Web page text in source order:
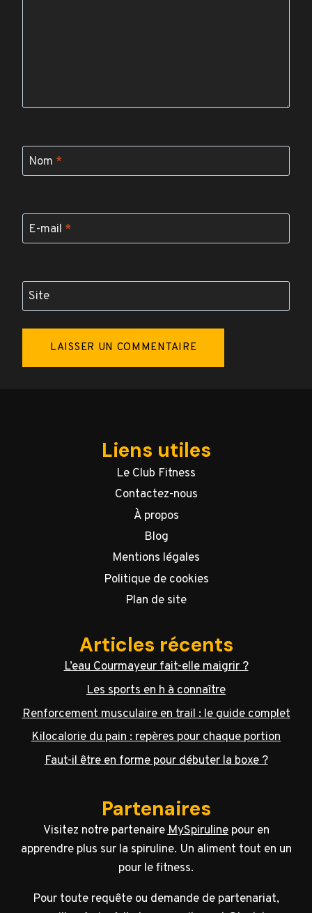
Nom *
E-mail *
Site
Liens utiles
Le Club Fitness
Contactez-nous
À propos
Blog
Mentions légales
Politique de cookies
Plan de site
Articles récents
L’eau Courmayeur fait-elle maigrir ?
Les sports en h à connaître
Renforcement musculaire en trail : le guide complet
Kilocalorie du pain : repères pour chaque portion
Faut-il être en forme pour débuter la boxe ?
Partenaires
Visitez notre partenaireMySpirulinepour en
apprendre plus sur la spiruline. Un aliment tout en un
pour le fitness.
Pour toute requête ou demande de partenariat,